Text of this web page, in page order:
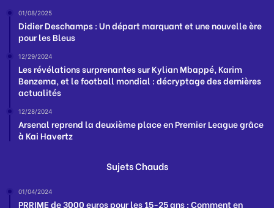
01/08/2025
Didier Deschamps : Un départ marquant et une nouvelle ère
pour les Bleus
12/29/2024
Les révélations surprenantes sur Kylian Mbappé, Karim
Benzema, et le football mondial : décryptage des dernières
actualités
12/28/2024
Arsenal reprend la deuxième place en Premier League grâce
à Kai Havertz
Sujets Chauds
01/04/2024
PRRIME de 3000 euros pour les 15-25 ans : Comment en